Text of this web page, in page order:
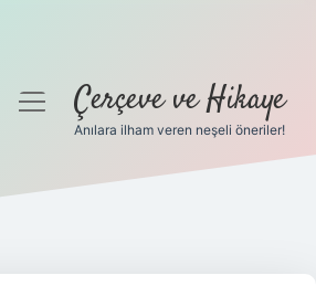
menüyüÇerçeve ve Hikaye
Anılara ilham veren neşeli öneriler!